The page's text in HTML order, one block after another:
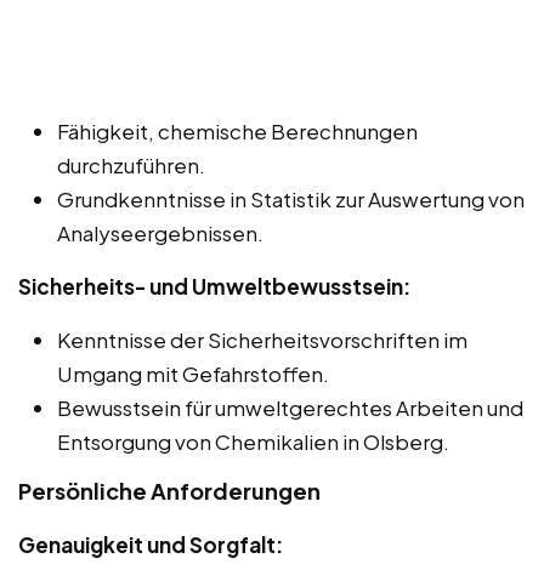
Fähigkeit, chemische Berechnungen
durchzuführen.
Grundkenntnisse in Statistik zur Auswertung von
Analyseergebnissen.
Sicherheits- und Umweltbewusstsein:
Kenntnisse der Sicherheitsvorschriften im
Umgang mit Gefahrstoffen.
Bewusstsein für umweltgerechtes Arbeiten und
Entsorgung von Chemikalien in Olsberg.
Persönliche Anforderungen
Genauigkeit und Sorgfalt: